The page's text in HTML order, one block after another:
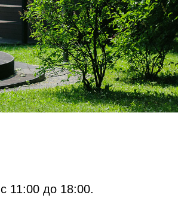
с 11:00 до 18:00.